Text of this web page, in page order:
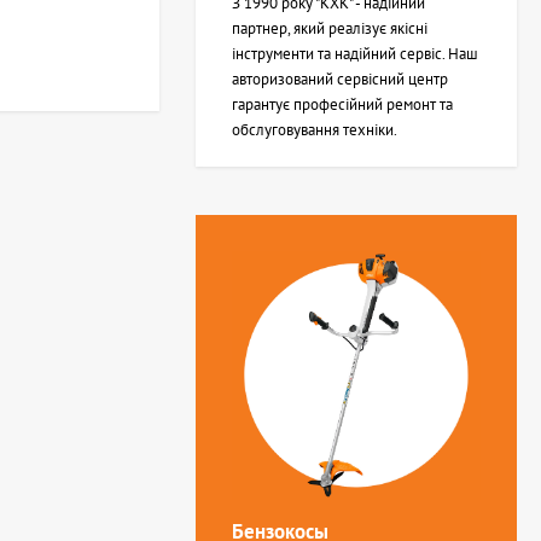
партнер, який реалізує якісні
інструменти та надійний сервіс. Наш
авторизований сервісний центр
гарантує професійний ремонт та
обслуговування техніки.
Бензокосы